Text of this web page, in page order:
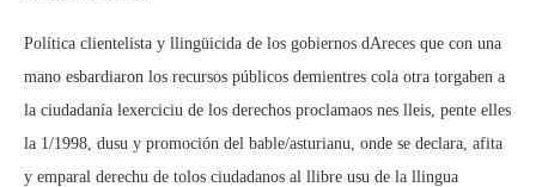
Política clientelista y llingüicida de los gobiernos dAreces que con una
mano esbardiaron los recursos públicos demientres cola otra torgaben a
la ciudadanía lexerciciu de los derechos proclamaos nes lleis, pente elles
la 1/1998, dusu y promoción del bable/asturianu, onde se declara, afita
y emparal derechu de tolos ciudadanos al llibre usu de la llingua